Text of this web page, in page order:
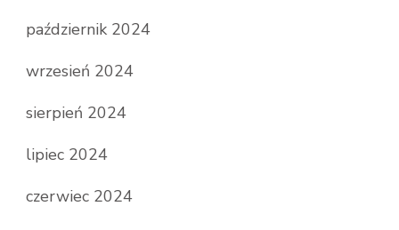
październik 2024
wrzesień 2024
sierpień 2024
lipiec 2024
czerwiec 2024